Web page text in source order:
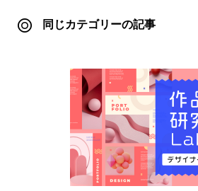
同じカテゴリーの記事